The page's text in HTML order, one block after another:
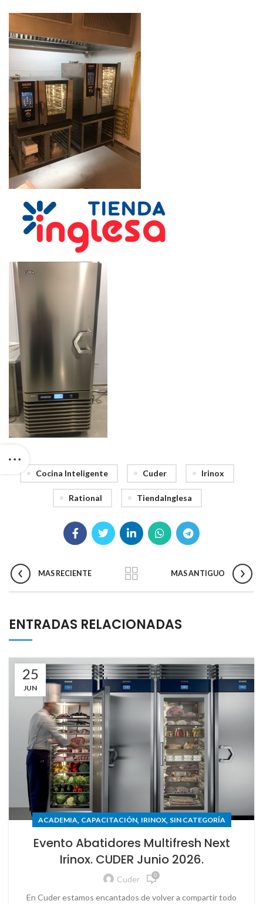
Cocina Inteligente Cuder Irinox
Rational TiendaInglesa
MAS RECIENTE MAS ANTIGUO
ENTRADAS RELACIONADAS
25
JUN
ACADEMIA, CAPACITACIÓN, IRINOX, SIN CATEGORÍA
Evento Abatidores Multifresh Next
Irinox. CUDER Junio 2026.
Cuder 0
En Cuder estamos encantados de volver a compartir todo